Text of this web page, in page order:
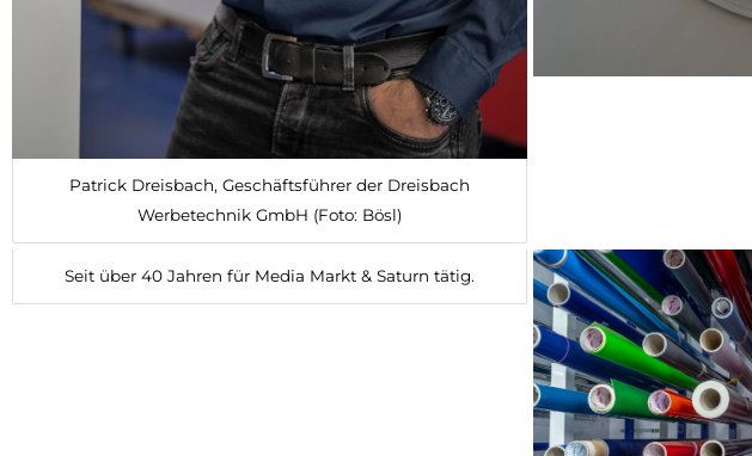
Patrick Dreisbach, Geschäftsführer der Dreisbach
Werbetechnik GmbH (Foto: Bösl)
Seit über 40 Jahren für Media Markt & Saturn tätig.